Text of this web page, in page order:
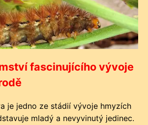
fascinujícího vývoje
je jedno ze stádií vývoje hmyzích
mladý a nevyvinutý jedinec.